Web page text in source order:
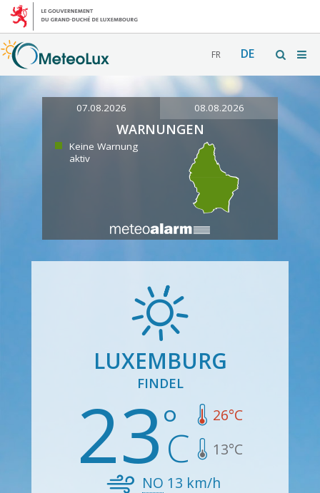
FR DE
07.08.2026 08.08.2026
WARNUNGEN
Keine Warnung
aktiv
LUXEMBURG
FINDEL
23 26°C
13°C
NO 13 km/h